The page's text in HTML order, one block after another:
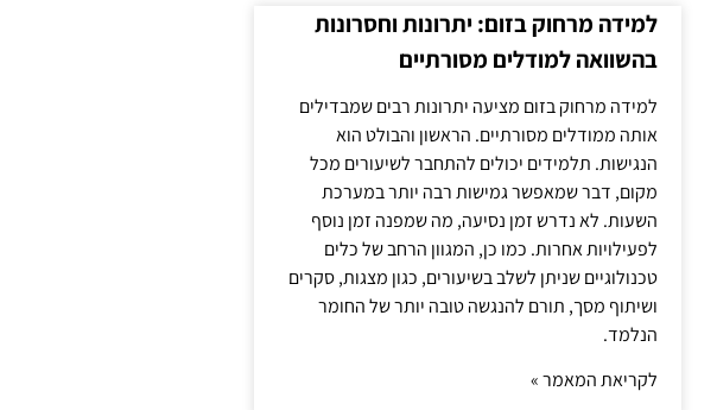
למידה מרחוק בזום: יתרונות וחסרונות
בהשוואה למודלים מסורתיים
למידה מרחוק בזום מציעה יתרונות רבים שמבדילים
אותה ממודלים מסורתיים. הראשון והבולט הוא
הנגישות. תלמידים יכולים להתחבר לשיעורים מכל
מקום, דבר שמאפשר גמישות רבה יותר במערכת
השעות. לא נדרש זמן נסיעה, מה שמפנה זמן נוסף
לפעילויות אחרות. כמו כן, המגוון הרחב של כלים
טכנולוגיים שניתן לשלב בשיעורים, כגון מצגות, סקרים
ושיתוף מסך, תורם להנגשה טובה יותר של החומר
הנלמד.
לקריאת המאמר »